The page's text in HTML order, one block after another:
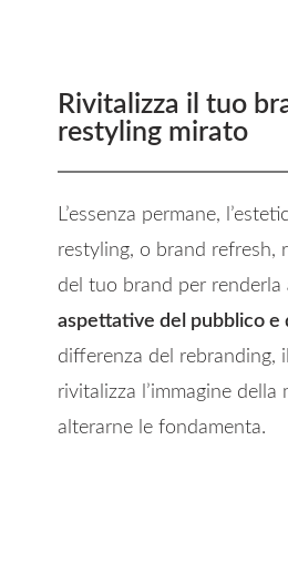
Rivitalizza il tuo
restyling mirato
L’essenza permane,
restyling, o brand refresh,
del tuo brand per renderla
aspettative del pubblico e
differenza del rebranding,
rivitalizza l’immagine della
alterarne le fondamenta.